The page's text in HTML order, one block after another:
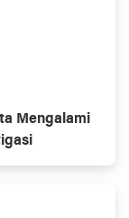
Mengalami